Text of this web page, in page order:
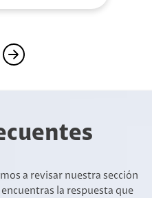
a revisar nuestra sección
la respuesta que